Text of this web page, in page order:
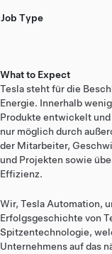
Job Type
What to Expect
Tesla steht für die
Energie. Innerhalb
Produkte entwickelt
nur möglich durch
der Mitarbeiter,
und Projekten sowie
Effizienz.
Wir, Tesla Automation,
Erfolgsgeschichte von
Spitzentechnologie,
Unternehmens auf das